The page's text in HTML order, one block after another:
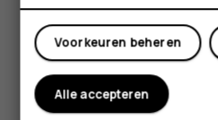
Mijn account
kunt het toetsenbord
schrijven.
Doe het volgende in Chrome:
Tik op de zoekbalk.
Voorkeuren beheren
Alle accepteren